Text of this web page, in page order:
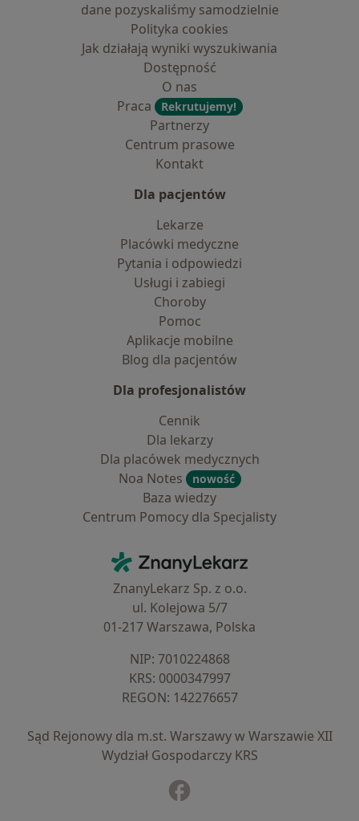
dane pozyskaliśmy samodzielnie
Polityka cookies
Jak działają wyniki wyszukiwania
Dostępność
O nas
Praca
Rekrutujemy!
Partnerzy
Centrum prasowe
Kontakt
Dla pacjentów
Lekarze
Placówki medyczne
Pytania i odpowiedzi
Usługi i zabiegi
Choroby
Pomoc
Aplikacje mobilne
Blog dla pacjentów
Dla profesjonalistów
Cennik
Dla lekarzy
Dla placówek medycznych
Noa Notes
nowość
Baza wiedzy
Centrum Pomocy dla Specjalisty
ZnanyLekarz - Strona główna
ZnanyLekarz Sp. z o.o.
ul. Kolejowa 5/7
01-217 Warszawa, Polska
NIP: ⁠7010224868
KRS: ⁠0000347997
REGON: ⁠142276657
Sąd Rejonowy dla m.st. Warszawy w Warszawie XII
Wydział Gospodarczy KRS